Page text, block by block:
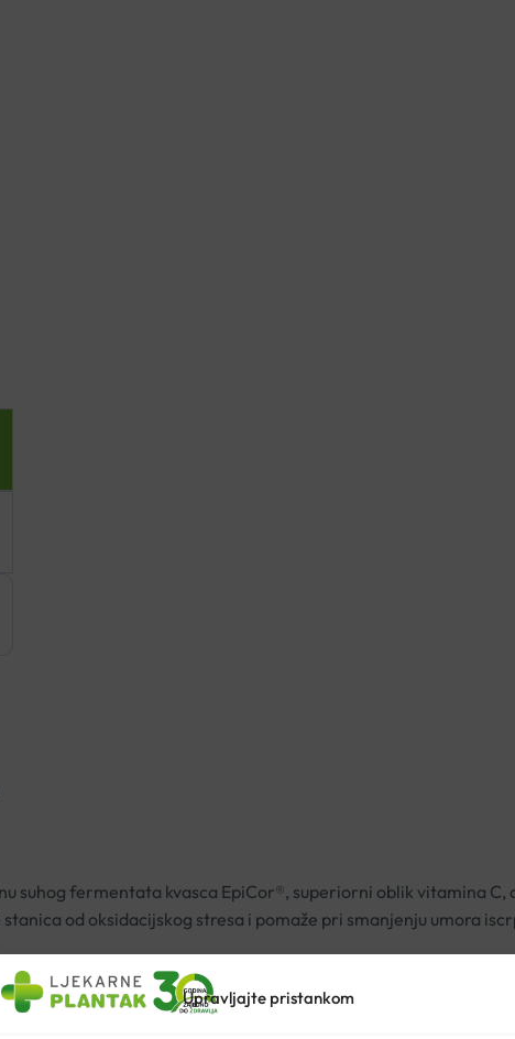
Upravljajte pristankom
suhog fermentata kvasca EpiCor®, superiorni oblik vitamina
od oksidacijskog stresa i pomaže pri smanjenju umora
jačanju imunološkog sustava